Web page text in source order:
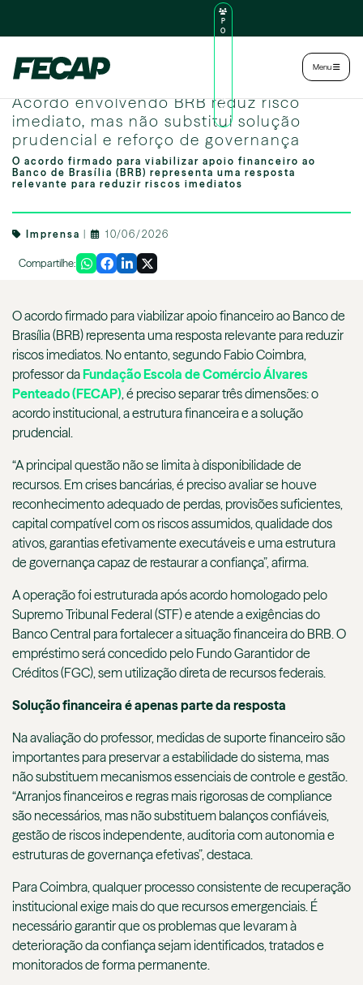
P
O
U
N
O
Menu
Acordo envolvendo BRB reduz risco
imediato, mas não substitui solução
prudencial e reforço de governança
O acordo firmado para viabilizar apoio financeiro ao
Banco de Brasília (BRB) representa uma resposta
relevante para reduzir riscos imediatos
Imprensa 10/06/2026
Compartilhe:
O acordo firmado para viabilizar apoio financeiro ao Banco de
Brasília (BRB) representa uma resposta relevante para reduzir
riscos imediatos. No entanto, segundo Fabio Coimbra,
professor daFundação Escola de Comércio Álvares
Penteado (FECAP), é preciso separar três dimensões: o
acordo institucional, a estrutura financeira e a solução
prudencial.
“A principal questão não se limita à disponibilidade de
recursos. Em crises bancárias, é preciso avaliar se houve
reconhecimento adequado de perdas, provisões suficientes,
capital compatível com os riscos assumidos, qualidade dos
ativos, garantias efetivamente executáveis e uma estrutura
de governança capaz de restaurar a confiança”, afirma.
A operação foi estruturada após acordo homologado pelo
Supremo Tribunal Federal (STF) e atende a exigências do
Banco Central para fortalecer a situação financeira do BRB. O
empréstimo será concedido pelo Fundo Garantidor de
Créditos (FGC), sem utilização direta de recursos federais.
Solução financeira é apenas parte da resposta
Na avaliação do professor, medidas de suporte financeiro são
importantes para preservar a estabilidade do sistema, mas
não substituem mecanismos essenciais de controle e gestão.
“Arranjos financeiros e regras mais rigorosas de compliance
são necessários, mas não substituem balanços confiáveis,
gestão de riscos independente, auditoria com autonomia e
estruturas de governança efetivas”, destaca.
Para Coimbra, qualquer processo consistente de recuperação
institucional exige mais do que recursos emergenciais. É
necessário garantir que os problemas que levaram à
deterioração da confiança sejam identificados, tratados e
monitorados de forma permanente.